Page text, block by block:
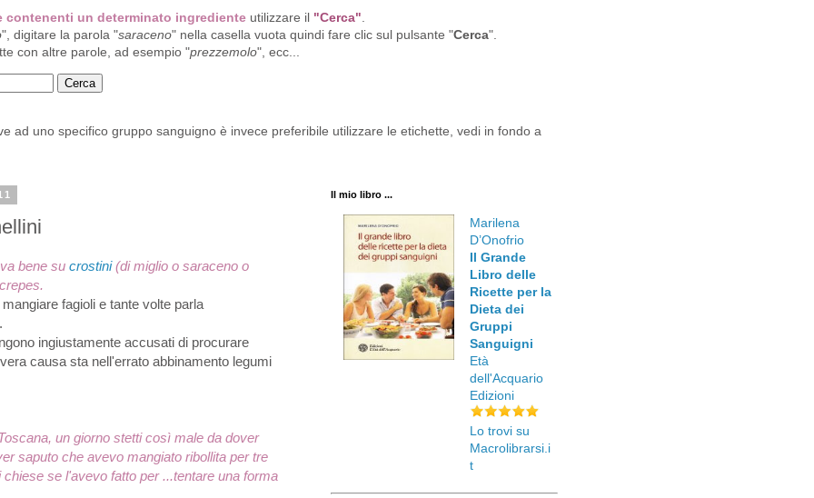
contenenti un determinato ingrediente utilizzare il "Cerca"
", digitare la parola "saraceno" nella casella vuota quindi fare clic sul pulsante "Cerca".
con altre parole, ad esempio "prezzemolo", ecc...
ad uno specifico gruppo sanguigno è invece preferibile utilizzare le etichette, vedi in fondo a
bene su crostini(di miglio o saraceno o
fagioli e tante volte parla
ingiustamente accusati di procurare
causa sta nell'errato abbinamento legumi
un giorno stetti così male da dover
saputo che avevo mangiato ribollita per tre
se l'avevo fatto per ...tentare una forma
Il mio libro ...
Marilena
D’Onofrio
Il Grande
Libro delle
Ricette per la
Dieta dei
Gruppi
Sanguigni
Età
dell'Acquario
Edizioni
Lo trovi su
Macrolibrarsi.i
t